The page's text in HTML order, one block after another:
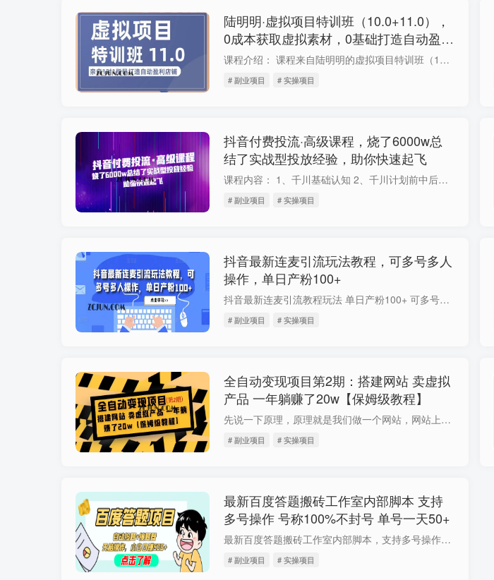
陆明明·虚拟项目特训班（10.0+11.0），
0成本获取虚拟素材，0基础打造自动盈利
店铺
课程介绍： 课程来自陆明明的虚拟项目特训班（10.0+11.0），价值1580元。0成本获取虚拟素材，0基础打造自动盈利店铺，推荐高利润虚拟项目，36节虚拟项目+实操落地。 课程目录： 01.认识什么是虚...
# 副业项目 # 实操项目
抖音付费投流·高级课程，烧了6000w总
结了实战型投放经验，助你快速起飞
课程内容： 1、千川基础认知 2、千川计划前中后期操作步骤 3、前期建模准备(测素材、随心推叠投) 4、千川计划四大定向（第一节） 5、千川计划四大定向、测试（第二节） 6、计划极速投放和专业投...
# 副业项目 # 实操项目
抖音最新连麦引流玩法教程，可多号多人
操作，单日产粉100+
抖音最新连麦引流教程玩法 单日产粉100+ 可多号多人操作 无任何限制，十分钟引流几十人 资源下载地址 连麦引流
# 副业项目 # 实操项目
全自动变现项目第2期：搭建网站 卖虚拟
产品 一年躺赚了20w【保姆级教程】
先说一下原理，原理就是我们做一个网站，网站上上传我们要出售的虚拟产品，网站对接上支付系统，然后去做流量，把流量直接引导到网站上成交，因为网站对接上支付系统了，所以就是全自动成交，没...
# 副业项目 # 实操项目
最新百度答题搬砖工作室内部脚本 支持
多号操作 号称100%不封号 单号一天50+
最新百度答题搬砖工作室内部脚本，支持多号操作，号称百分百不封号，单号一天50 【永久脚本 详细脚本】 1.项目原理： 百度答题，成答题主，然后利用脚本自动去抢单，一单0.5-2.9元，然后配合搜...
# 副业项目 # 实操项目